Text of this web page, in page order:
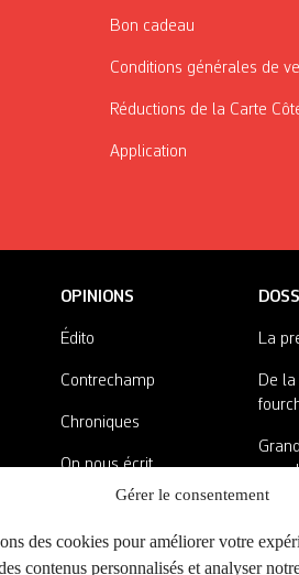
Gérer le consentement
des cookies pour améliorer votre
contenus personnalisés et analyser
Bon cadeau
Conditions générales de
Réductions de la Carte
Application
OPINIONS
Édito
Contrechamp
Chroniques
On nous écrit
A côté de la plaque
La
De